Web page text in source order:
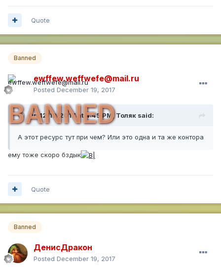
Quote
Banned
ewffew.weffwefe@mail.ru
Posted December 19, 2017
BANNED
On 12/19/2017 at 4:45 PM, Толяк said:
А этот ресурс тут при чем? Или это одна и та же контора
ему тоже скоро бздык
Quote
Banned
ДенисДракон
Posted December 19, 2017